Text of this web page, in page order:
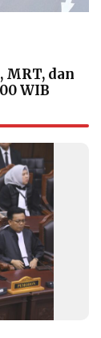
MRT, dan
WIB